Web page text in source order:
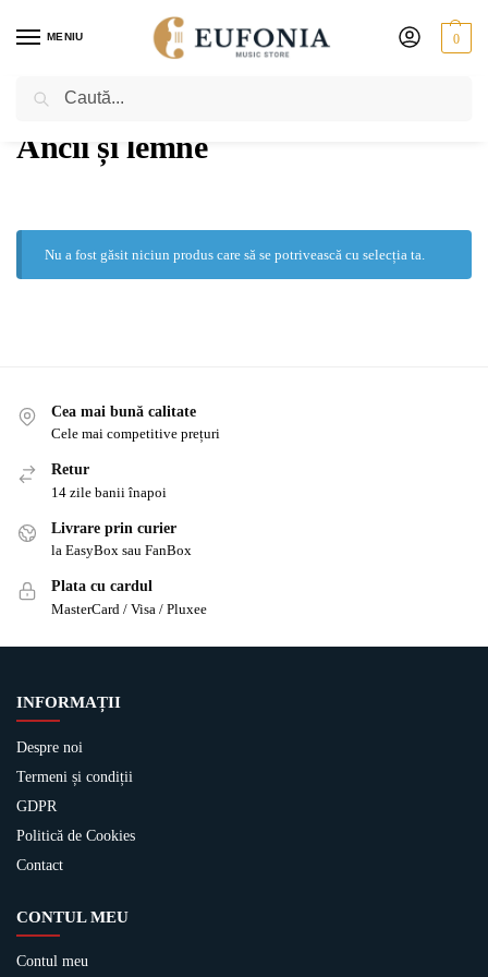
MENIU 0
PRIMA PAGINĂ
Ancii și lemne
Nu a fost găsit niciun produs care să se potrivească cu selecția ta.
Cea mai bună calitate
Cele mai competitive prețuri
Retur
14 zile banii înapoi
Livrare prin curier
la EasyBox sau FanBox
Plata cu cardul
MasterCard / Visa / Pluxee
INFORMAȚII
Despre noi
Termeni și condiții
GDPR
Politică de Cookies
Contact
CONTUL MEU
Contul meu